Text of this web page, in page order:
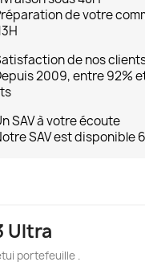
de votre
de nos
2009, entre 92%
SAV à votre écoute
SAV est disponible
Ultra
portefeuille .